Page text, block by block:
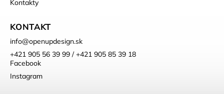
Kontakty
KONTAKT
info@openupdesign.sk
+421 905 56 39 99 / +421 905 85 39 18
Facebook
Instagram